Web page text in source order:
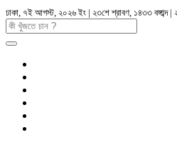
ঢাকা, ৭ই আগস্ট, ২০২৬ ইং | ২৩শে শ্রাবণ, ১৪৩৩ বঙ্গাব্দ